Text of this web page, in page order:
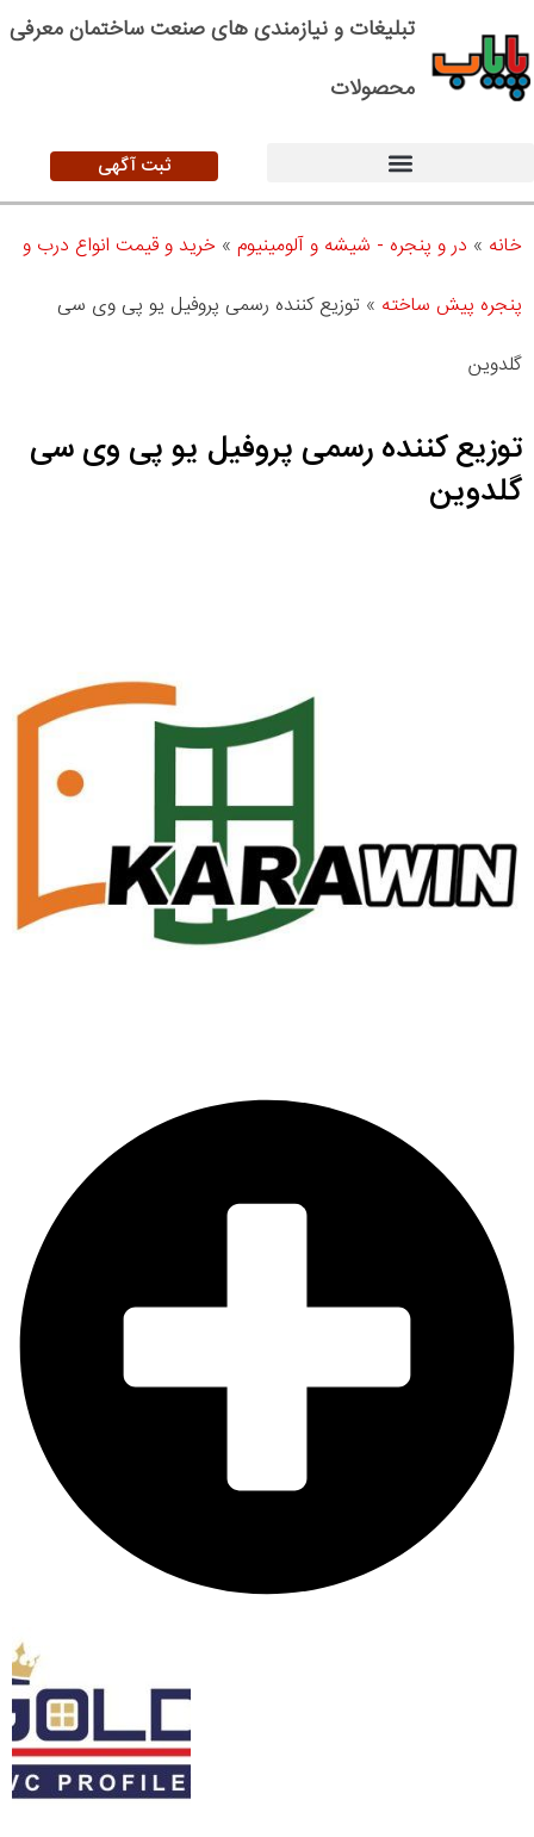
تبلیغات و نیازمندی های صنعت ساختمان معرفی
محصولات
ثبت آگهی
خانه » در و پنجره - شیشه و آلومینیوم » خرید و قیمت انواع درب و
پنجره پیش ساخته » توزیع کننده رسمی پروفیل یو پی وی سی
گلدوین
توزیع کننده رسمی پروفیل یو پی وی سی
گلدوین